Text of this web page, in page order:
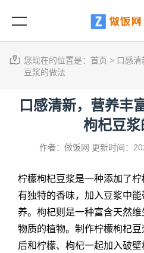
您现在的位置是： 首页 > 口感
豆浆的做法
口感清新，营养丰
枸杞豆
作者：做饭网 更新时间：
柠檬枸杞豆浆是一种添加了
有独特的香味，加入豆浆中
养。枸杞则是一种富含天然
物质的植物。制作柠檬枸杞
后和柠檬、枸杞一起加入破壁